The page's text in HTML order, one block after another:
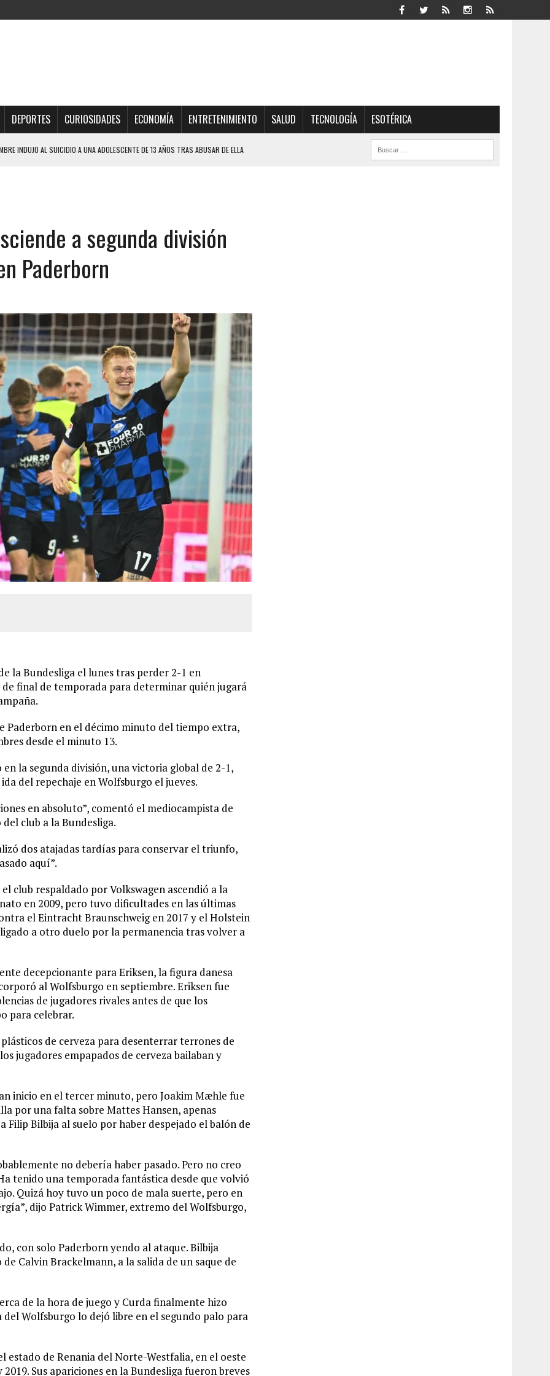
DEPORTES CURIOSIDADES ECONOMÍA ENTRETENIMIENTO SALUD TECNOLOGÍA ESOTÉRICA
INDUJO AL SUICIDIO A UNA ADOLESCENTE DE 13 AÑOS TRAS ABUSAR DE ELLA
CARACAS CON MÁS DE 20 PERSONAS ADENTRO
UNO PERDIÓ LA VIDA
Y ABUSADA POR LA PAREJA DE SU ABUELA
VENEZOLANA EN REUNIÓN CON AMIGOS
DESENCADENÓ TRAGEDIA FAMILIAR
a segunda división
Paderborn
la Bundesliga el lunes tras perder 2-1 en
final de temporada para determinar quién jugará
Paderborn en el décimo minuto del tiempo extra,
desde el minuto 13.
la segunda división, una victoria global de 2-1,
del repechaje en Wolfsburgo el jueves.
en absoluto”, comentó el mediocampista de
club a la Bundesliga.
dos atajadas tardías para conservar el triunfo,
aquí”.
club respaldado por Volkswagen ascendió a la
en 2009, pero tuvo dificultades en las últimas
el Eintracht Braunschweig en 2017 y el Holstein
a otro duelo por la permanencia tras volver a
decepcionante para Eriksen, la figura danesa
al Wolfsburgo en septiembre. Eriksen fue
de jugadores rivales antes de que los
para celebrar.
de cerveza para desenterrar terrones de
jugadores empapados de cerveza bailaban y
inicio en el tercer minuto, pero Joakim Mæhle fue
por una falta sobre Mattes Hansen, apenas
Bilbija al suelo por haber despejado el balón de
no debería haber pasado. Pero no creo
tenido una temporada fantástica desde que volvió
Quizá hoy tuvo un poco de mala suerte, pero en
dijo Patrick Wimmer, extremo del Wolfsburgo,
con solo Paderborn yendo al ataque. Bilbija
Calvin Brackelmann, a la salida de un saque de
de la hora de juego y Curda finalmente hizo
Wolfsburgo lo dejó libre en el segundo palo para
de Renania del Norte-Westfalia, en el oeste
Sus apariciones en la Bundesliga fueron breves